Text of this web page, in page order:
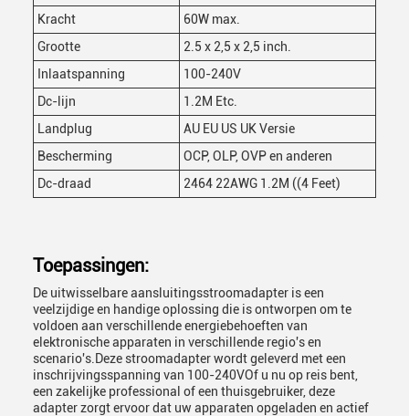
Kracht
60W max.
Grootte
2.5 x 2,5 x 2,5 inch.
Inlaatspanning
100-240V
Dc-lijn
1.2M Etc.
Landplug
AU EU US UK Versie
Bescherming
OCP, OLP, OVP en anderen
Dc-draad
2464 22AWG 1.2M ((4 Feet)
Toepassingen:
De uitwisselbare aansluitingsstroomadapter is een
veelzijdige en handige oplossing die is ontworpen om te
voldoen aan verschillende energiebehoeften van
elektronische apparaten in verschillende regio's en
scenario's.Deze stroomadapter wordt geleverd met een
inschrijvingsspanning van 100-240VOf u nu op reis bent,
een zakelijke professional of een thuisgebruiker, deze
adapter zorgt ervoor dat uw apparaten opgeladen en actief